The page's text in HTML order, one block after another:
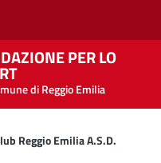
PER LO
di Reggio Emilia
Reggio Emilia A.S.D.